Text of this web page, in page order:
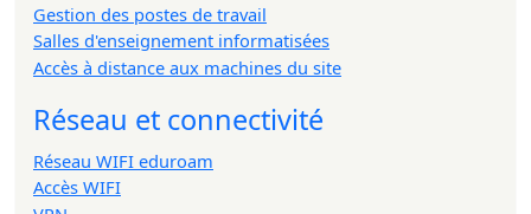
Gestion des postes de travail
Salles d'enseignement informatisées
Accès à distance aux machines du site
Réseau et connectivité
Réseau WIFI eduroam
Accès WIFI